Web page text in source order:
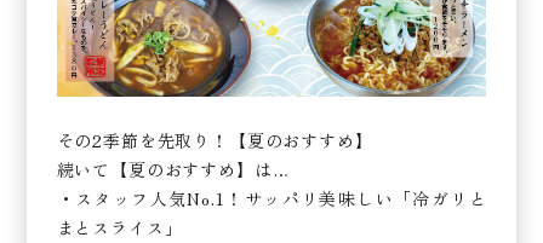
その2季節を先取り！【夏のおすすめ】
続いて【夏のおすすめ】は…
・スタッフ人気No.1！サッパリ美味しい「冷ガリと
まとスライス」